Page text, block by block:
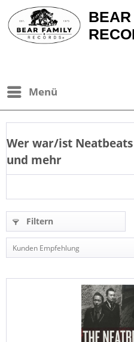
BEAR
Menü
Wer war/ist Neatbeats
und mehr
Filtern